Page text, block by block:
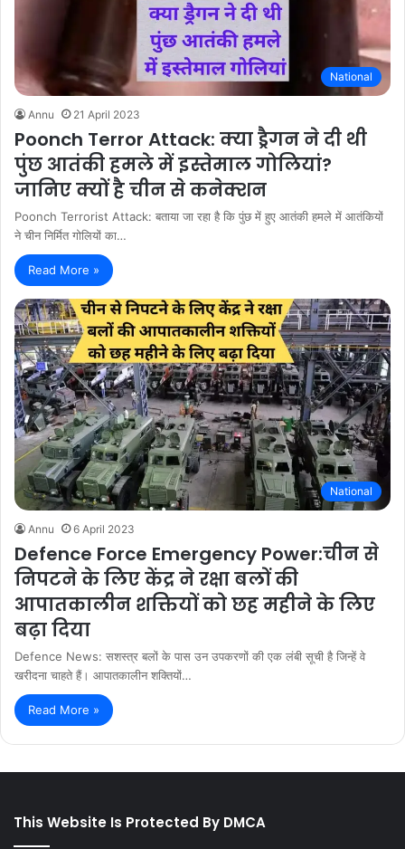
National
Annu 21 April 2023
Poonch Terror Attack: क्या ड्रैगन ने दी थी
पुंछ आतंकी हमले में इस्तेमाल गोलियां?
जानिए क्यों है चीन से कनेक्शन
Poonch Terrorist Attack: बताया जा रहा है कि पुंछ में हुए आतंकी हमले में आतंकियों
ने चीन निर्मित गोलियों का…
Read More »
National
Annu 6 April 2023
Defence Force Emergency Power:चीन से
निपटने के लिए केंद्र ने रक्षा बलों की
आपातकालीन शक्तियों को छह महीने के लिए
बढ़ा दिया
Defence News: सशस्त्र बलों के पास उन उपकरणों की एक लंबी सूची है जिन्हें वे
खरीदना चाहते हैं। आपातकालीन शक्तियों…
Read More »
This Website Is Protected By DMCA